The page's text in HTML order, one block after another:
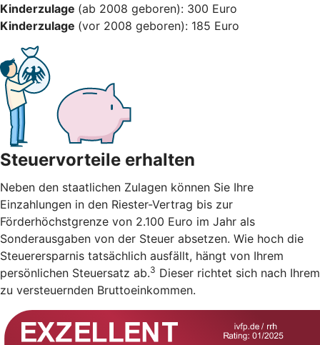
Kinderzulage (ab 2008 geboren): 300 Euro
Kinderzulage (vor 2008 geboren): 185 Euro
Steuervorteile erhalten
Neben den staatlichen Zulagen können Sie Ihre
Einzahlungen in den Riester-Vertrag bis zur
Förderhöchstgrenze von 2.100 Euro im Jahr als
Sonderausgaben von der Steuer absetzen. Wie hoch die
Steuerersparnis tatsächlich ausfällt, hängt von Ihrem
persönlichen Steuersatz ab.3 Dieser richtet sich nach Ihrem
zu versteuernden Bruttoeinkommen.